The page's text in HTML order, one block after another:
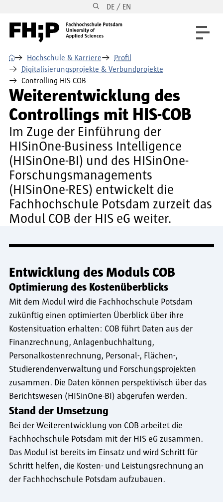
Direkt zur Hauptnavigation DE / EN
⌂ Hochschule & Karriere
Profil
Digitalisierungsprojekte & Verbundprojekte
Controlling HIS-COB
Weiterentwicklung des
Controllings mit HIS-COB
Im Zuge der Einführung der
HISinOne-Business Intelligence
(HISinOne-BI) und des HISinOne-
Forschungsmanagements
(HISinOne-RES) entwickelt die
Fachhochschule Potsdam zurzeit das
Modul COB der HIS eG weiter.
Entwicklung des Moduls COB
Optimierung des Kostenüberblicks
Mit dem Modul wird die Fachhochschule Potsdam
zukünftig einen optimierten Überblick über ihre
Kostensituation erhalten: COB führt Daten aus der
Finanzrechnung, Anlagenbuchhaltung,
Personalkostenrechnung, Personal-, Flächen-,
Studierendenverwaltung und Forschungsprojekten
zusammen. Die Daten können perspektivisch über das
Berichtswesen (HISinOne-BI) abgerufen werden.
Stand der Umsetzung
Bei der Weiterentwicklung von COB arbeitet die
Fachhochschule Potsdam mit der HIS eG zusammen.
Das Modul ist bereits im Einsatz und wird Schritt für
Schritt helfen, die Kosten- und Leistungsrechnung an
der Fachhochschule Potsdam aufzubauen.